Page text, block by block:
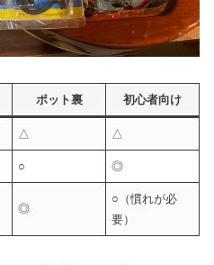
ポット裏 初心者向け
△ △
○ ◎
◎
○（慣れが必
要）